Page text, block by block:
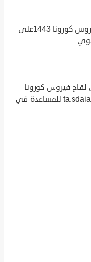
رابط تسجيل خدمة حجز موعد لقاح فيروس كورونا 1443على
فيروس كورونا
والدعم الفني لتطبيق توكلنا ta.sdaia.gov.sa للمساعدة في